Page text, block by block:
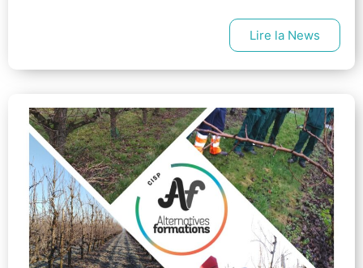
Lire la News